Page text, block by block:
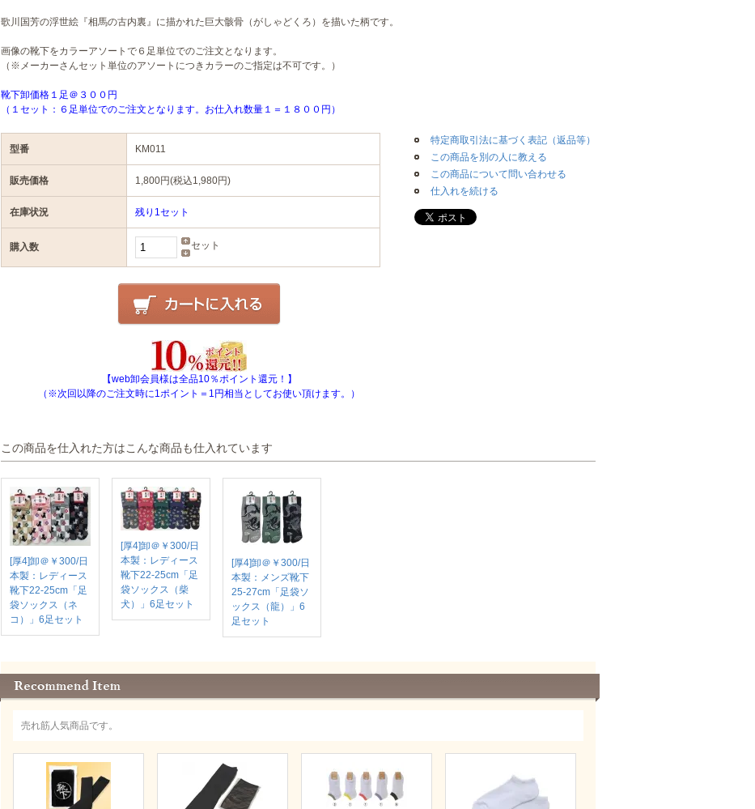
歌川国芳の浮世絵『相馬の古内裏』に描かれた巨大骸骨（がしゃどくろ）を描いた柄です。
画像の靴下をカラーアソートで６足単位でのご注文となります。
（※メーカーさんセット単位のアソートにつきカラーのご指定は不可です。）
靴下卸価格１足＠３００円
（１セット：６足単位でのご注文となります。お仕入れ数量１＝１８００円）
型番 KM011
販売価格 1,800円(税込1,980円)
在庫状況 残り1セット
購入数 セット
【web卸会員様は全品10％ポイント還元！】
（※次回以降のご注文時に1ポイント＝1円相当としてお使い頂けます。）
特定商取引法に基づく表記（返品等）
この商品を別の人に教える
この商品について問い合わせる
仕入れを続ける
この商品を仕入れた方はこんな商品も仕入れています
[厚4]卸＠￥300/日
本製：レディース
靴下22-25cm「足
袋ソックス（ネ
コ）」6足セット
[厚4]卸＠￥300/日
本製：レディース
靴下22-25cm「足
袋ソックス（柴
犬）」6足セット
[厚4]卸＠￥300/日
本製：メンズ靴下
25-27cm「足袋ソ
ックス（龍）」6
足セット
売れ筋人気商品です。